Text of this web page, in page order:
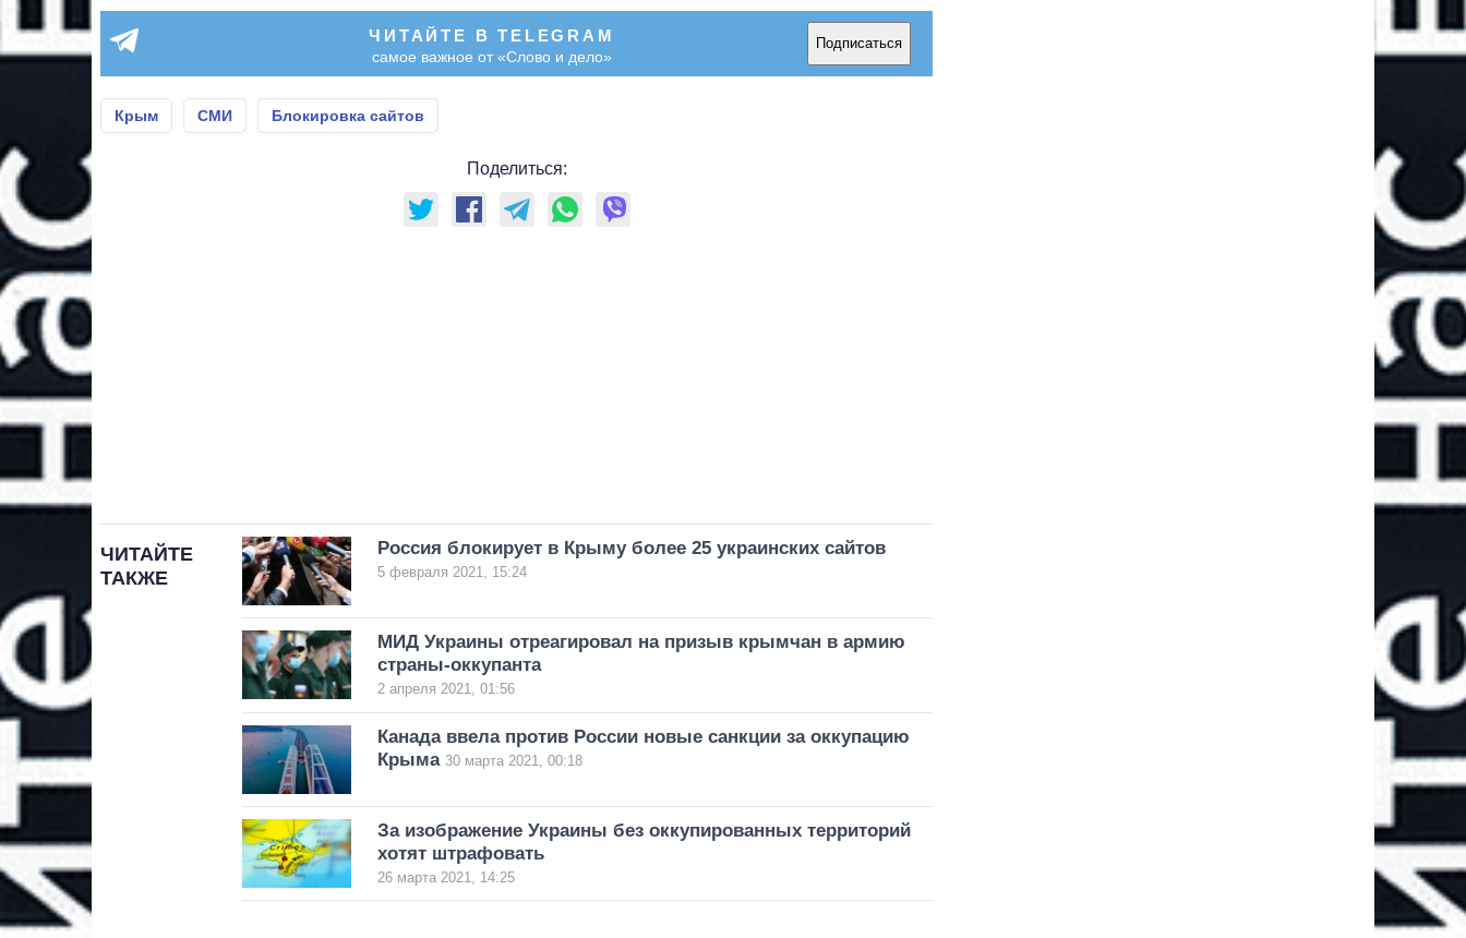
ЧИТАЙТЕ В TELEGRAM
самое важное от «Слово и дело»
Подписаться
Крым СМИ Блокировка сайтов
Поделиться:
ЧИТАЙТЕ
ТАКЖЕ
Россия блокирует в Крыму более 25 украинских сайтов
5 февраля 2021, 15:24
МИД Украины отреагировал на призыв крымчан в армию
страны-оккупанта
2 апреля 2021, 01:56
Канада ввела против России новые санкции за оккупацию
Крыма 30 марта 2021, 00:18
За изображение Украины без оккупированных территорий
хотят штрафовать
26 марта 2021, 14:25